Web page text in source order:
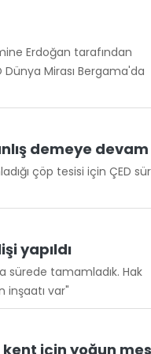
Erdoğan tarafından
Dünya Mirası Bergama'da
demeye devam
çöp tesisi için ÇED
yapıldı
sürede tamamladık. Hak
inşaatı var"
için yoğun